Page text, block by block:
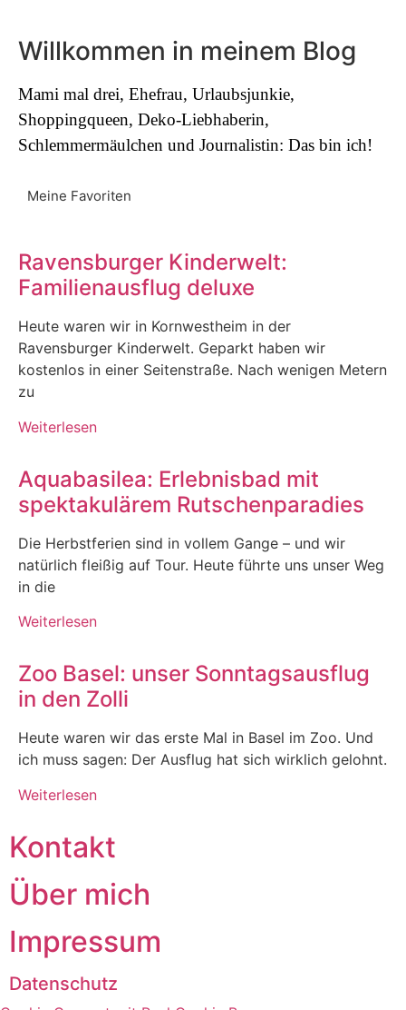
Willkommen in meinem Blog
Mami mal drei, Ehefrau, Urlaubsjunkie,
Shoppingqueen, Deko-Liebhaberin,
Schlemmermäulchen und Journalistin: Das bin ich!
Meine Favoriten
Ravensburger Kinderwelt:
Familienausflug deluxe
Heute waren wir in Kornwestheim in der
Ravensburger Kinderwelt. Geparkt haben wir
kostenlos in einer Seitenstraße. Nach wenigen Metern
zu
Weiterlesen
Aquabasilea: Erlebnisbad mit
spektakulärem Rutschenparadies
Die Herbstferien sind in vollem Gange – und wir
natürlich fleißig auf Tour. Heute führte uns unser Weg
in die
Weiterlesen
Zoo Basel: unser Sonntagsausflug
in den Zolli
Heute waren wir das erste Mal in Basel im Zoo. Und
ich muss sagen: Der Ausflug hat sich wirklich gelohnt.
Weiterlesen
Kontakt
Über mich
Impressum
Datenschutz